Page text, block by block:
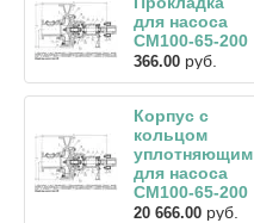
для насоса
СМ100-65-200
366.00 руб.
Корпус с
кольцом
уплотняющим
для насоса
СМ100-65-200
20 666.00 руб.